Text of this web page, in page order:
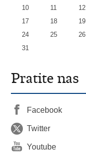
10
11 12
17
18 19
24
25 26
31
Pratite nas
Facebook
Twitter
Youtube